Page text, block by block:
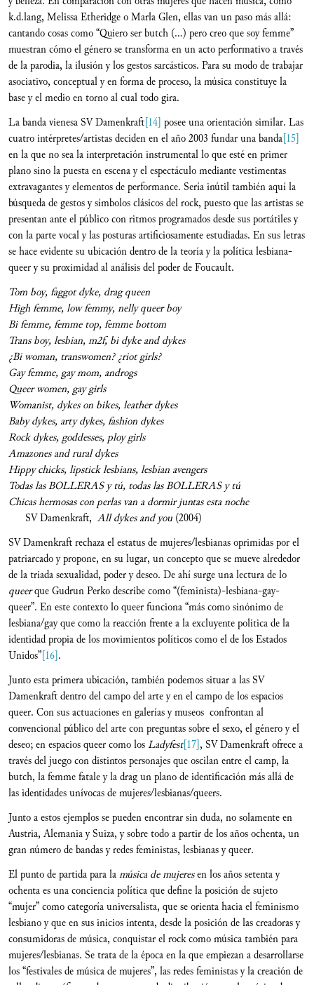
k.d.lang, Melissa Etheridge o Marla Glen, ellas van un paso más allá:
cantando cosas como “Quiero ser butch (…) pero creo que soy femme”
muestran cómo el género se transforma en un acto performativo a través
de la parodia, la ilusión y los gestos sarcásticos. Para su modo de trabajar
asociativo, conceptual y en forma de proceso, la música constituye la
base y el medio en torno al cual todo gira.
La banda vienesa SV Damenkraft[14] posee una orientación similar. Las
cuatro intérpretes/artistas deciden en el año 2003 fundar una banda[15]
en la que no sea la interpretación instrumental lo que esté en primer
plano sino la puesta en escena y el espectáculo mediante vestimentas
extravagantes y elementos de performance. Sería inútil también aquí la
búsqueda de gestos y símbolos clásicos del rock, puesto que las artistas se
presentan ante el público con ritmos programados desde sus portátiles y
con la parte vocal y las posturas artificiosamente estudiadas. En sus letras
se hace evidente su ubicación dentro de la teoría y la política lesbiana-
queer y su proximidad al análisis del poder de Foucault.
Tom boy, faggot dyke, drag queen
High femme, low femmy, nelly queer boy
Bi femme, femme top, femme bottom
Trans boy, lesbian, m2f, bi dyke and dykes
¿Bi woman, transwomen? ¿riot girls?
Gay femme, gay mom, androgs
Queer women, gay girls
Womanist, dykes on bikes, leather dykes
Baby dykes, arty dykes, fashion dykes
Rock dykes, goddesses, ploy girls
Amazones and rural dykes
Hippy chicks, lipstick lesbians, lesbian avengers
Todas las BOLLERAS y tú, todas las BOLLERAS y tú
Chicas hermosas con perlas van a dormir juntas esta noche
SV Damenkraft, All dykes and you (2004)
SV Damenkraft rechaza el estatus de mujeres/lesbianas oprimidas por el
patriarcado y propone, en su lugar, un concepto que se mueve alrededor
de la triada sexualidad, poder y deseo. De ahí surge una lectura de lo
queerque Gudrun Perko describe como “(feminista)-lesbiana-gay-
queer”. En este contexto lo queer funciona “más como sinónimo de
lesbiana/gayque como la reacción frente a la excluyente política de la
identidad propia de los movimientos políticos como el de los Estados
Unidos”[16].
Junto esta primera ubicación, también podemos situar a las SV
Damenkraft dentro del campo del arte y en el campo de los espacios
queer. Con sus actuaciones en galerías y museos confrontan al
convencional público del arte con preguntas sobre el sexo, el género y el
deseo; en espacios queer como losLadyfest[17], SV Damenkraft ofrece a
través del juego con distintos personajes que oscilan entre el camp, la
butch, la femme fatale y la drag un plano de identificación más allá de
las identidades unívocas de mujeres/lesbianas/queers.
Junto a estos ejemplos se pueden encontrar sin duda, no solamente en
Austria, Alemania y Suiza, y sobre todo a partir de los años ochenta, un
gran número de bandas y redes feministas, lesbianas y queer.
El punto de partida para lamúsica de mujeresen los años setenta y
ochenta es una conciencia política que define la posición de sujeto
“mujer” como categoría universalista, que se orienta hacia el feminismo
lesbiano y que en sus inicios intenta, desde la posición de las creadoras y
consumidoras de música, conquistar el rock como música también para
mujeres/lesbianas. Se trata de la época en la que empiezan a desarrollarse
los “festivales de música de mujeres”, las redes feministas y la creación de